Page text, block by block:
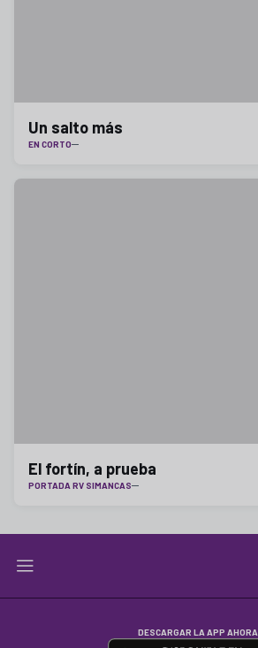
Un salto más
EN CORTO
El fortín, a prueba
PORTADA RV SIMANCAS
DESCARGAR LA APP AHORA